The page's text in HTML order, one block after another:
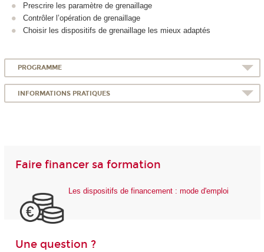
Prescrire les paramètre de grenaillage
Contrôler l’opération de grenaillage
Choisir les dispositifs de grenaillage les mieux adaptés
PROGRAMME
INFORMATIONS PRATIQUES
Faire financer sa formation
Les dispositifs de financement : mode d'emploi
Une question ?